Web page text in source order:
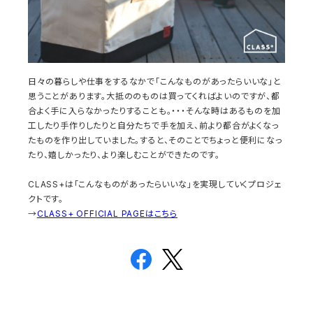
日々の暮らしや仕事をするなかで「こんなものがあったらいいな」と
思うことがあります。大抵ののものは買ってくればよいのですが、都
合よく手に入らなかったりすることも。・・・そんな時はあるものを加
工したり手作りしたりと自分たちで手を加え、前より都合がよくなっ
たものを作り出していました。すると、そのことでちょっと便利になっ
たり、嬉しかったり、より楽しむことができたのです。
CLASS+は「こんなものがあったらいいな」を実現していくプロジェ
クトです。
→CLASS+ OFFICIAL PAGEはこちら